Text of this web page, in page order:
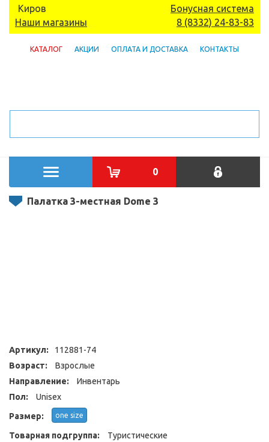
Киров
Наши магазины
Бонусная система
8 (8332) 24-83-83
КАТАЛОГ АКЦИИ ОПЛАТА И ДОСТАВКА КОНТАКТЫ
0
Палатка 3-местная Dome 3
Артикул:
112881-74
Возраст:
Взрослые
Направление:
Инвентарь
Пол:
Unisex
Размер:
one size
Товарная подгруппа: Туристические